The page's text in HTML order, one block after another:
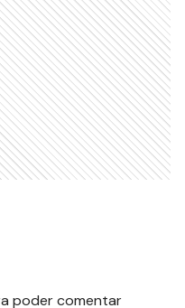
poder comentar